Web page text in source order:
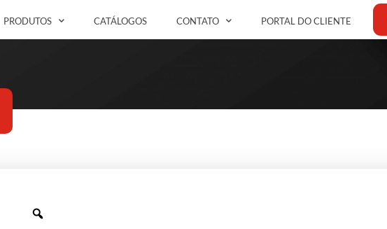
PRODUTOS CATÁLOGOS CONTATO PORTAL DO CLIENTE